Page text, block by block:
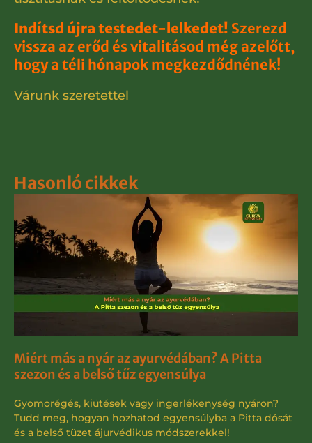
Indítsd újra testedet-lelkedet! Szerezd
vissza az erőd és vitalitásod még azelőtt,
hogy a téli hónapok megkezdődnének!
Várunk szeretettel
Hasonló cikkek
Miért más a nyár az ayurvédában? A Pitta
szezon és a belső tűz egyensúlya
Gyomorégés, kiütések vagy ingerlékenység nyáron?
Tudd meg, hogyan hozhatod egyensúlyba a Pitta dósát
és a belső tüzet ájurvédikus módszerekkel!